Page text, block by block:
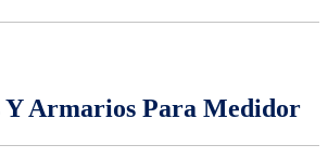
Y Armarios Para Medidor